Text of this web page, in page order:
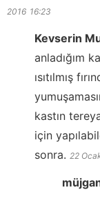
2016 16:23
Kevserin
anladığım
ısıtılmış
kastın
için
sonra. 22